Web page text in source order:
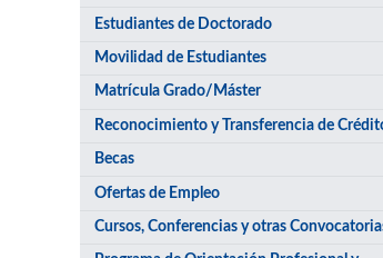
Estudiantes de Doctorado
Movilidad de Estudiantes
Matrícula Grado/Máster
Reconocimiento y Transferencia de
Becas
Ofertas de Empleo
Cursos, Conferencias y otras